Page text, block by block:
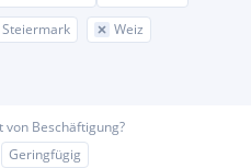
Steiermark
Weiz
Beschäftigung?
Geringfügig